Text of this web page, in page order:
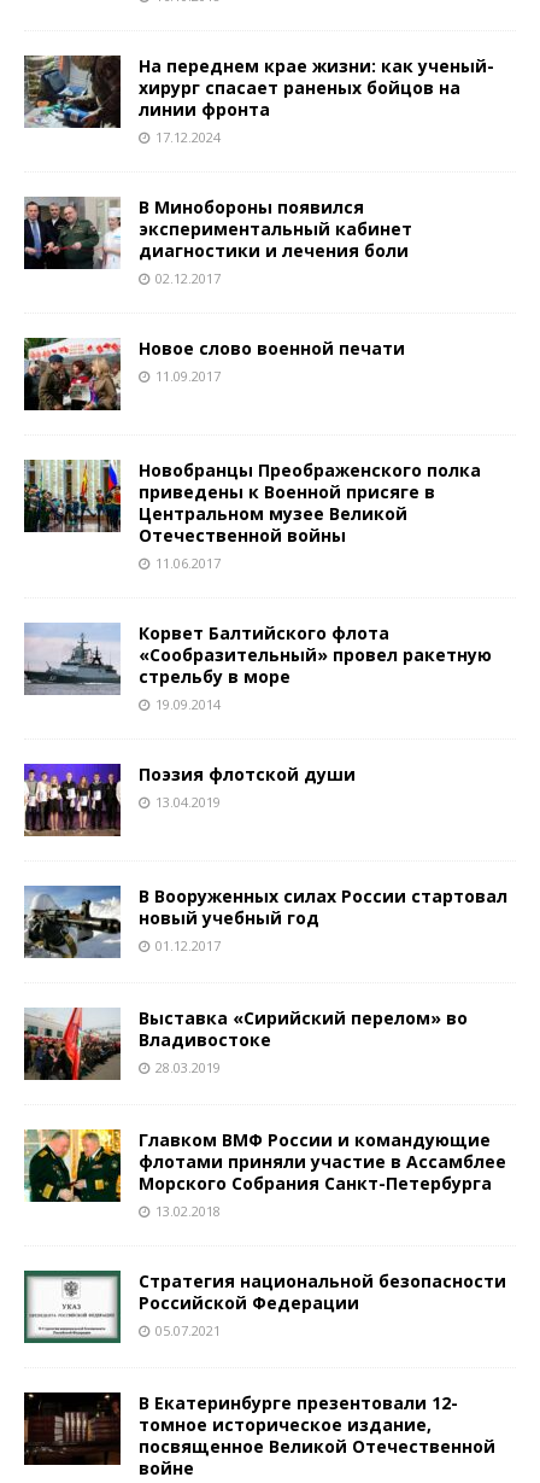
На переднем крае жизни: как ученый-
хирург спасает раненых бойцов на
линии фронта
17.12.2024
В Минобороны появился
экспериментальный кабинет
диагностики и лечения боли
02.12.2017
Новое слово военной печати
11.09.2017
Новобранцы Преображенского полка
приведены к Военной присяге в
Центральном музее Великой
Отечественной войны
11.06.2017
Корвет Балтийского флота
«Сообразительный» провел ракетную
стрельбу в море
19.09.2014
Поэзия флотской души
13.04.2019
В Вооруженных силах России стартовал
новый учебный год
01.12.2017
Выставка «Сирийский перелом» во
Владивостоке
28.03.2019
Главком ВМФ России и командующие
флотами приняли участие в Ассамблее
Морского Собрания Санкт-Петербурга
13.02.2018
Стратегия национальной безопасности
Российской Федерации
05.07.2021
В Екатеринбурге презентовали 12-
томное историческое издание,
посвященное Великой Отечественной
войне